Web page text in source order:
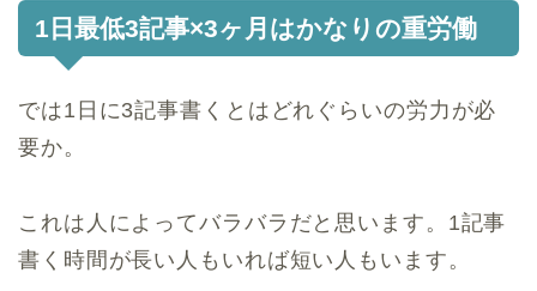
1日最低3記事×3ヶ月はかなりの重労働
では1日に3記事書くとはどれぐらいの労力が必
要か。
これは人によってバラバラだと思います。1記事
書く時間が長い人もいれば短い人もいます。